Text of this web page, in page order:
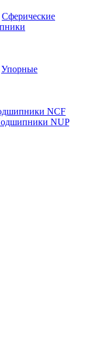
Сферические
Упорные
NCF
NUP